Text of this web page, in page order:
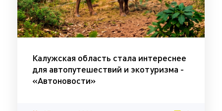
Калужская область стала интереснее
для автопутешествий и экотуризма -
«Автоновости»